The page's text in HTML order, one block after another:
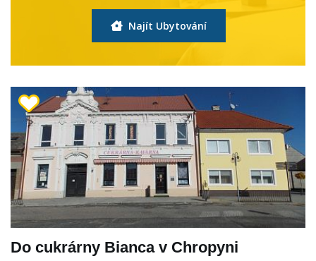
Najít Ubytování
Do cukrárny Bianca v Chropyni